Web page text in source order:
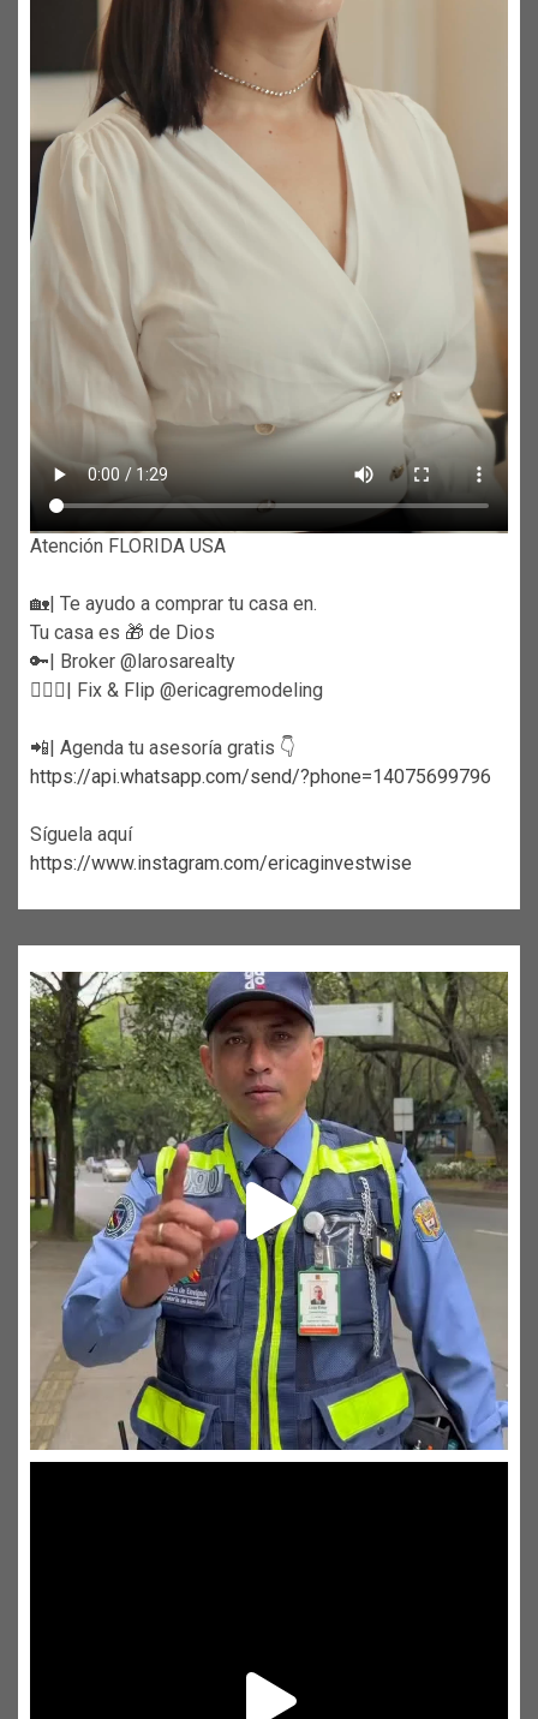
Atención FLORIDA USA
🏡| Te ayudo a comprar tu casa en.
Tu casa es 🎁 de Dios
🔑| Broker @larosarealty
👷🏼‍♀️| Fix & Flip @ericagremodeling
📲| Agenda tu asesoría gratis 👇
https://api.whatsapp.com/send/?phone=14075699796
Síguela aquí
https://www.instagram.com/ericaginvestwise